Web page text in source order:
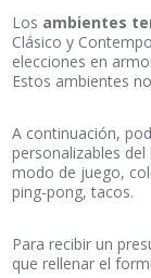
Los ambientes
Clásico y
elecciones en
Estos ambientes
A continuación,
personalizables
modo de juego,
ping-pong, tacos.
Para recibir un
que rellenar el